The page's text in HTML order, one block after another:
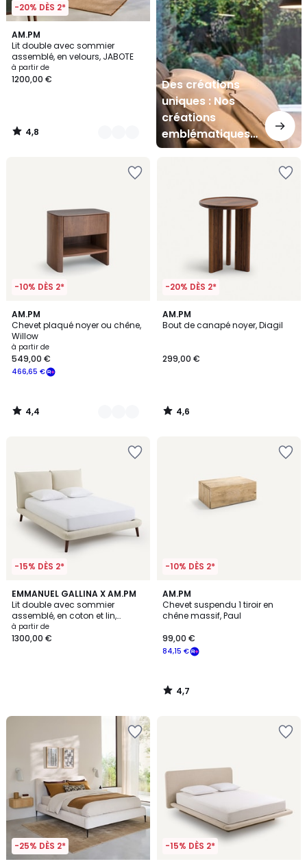
-20% DÈS 2*
AM.PM
Lit double avec sommier
assemblé, en velours, JABOTE
à partir de
1200,00 €
4,8
/ 5
2
Couleurs
4,8
/
Des créations
uniques : Nos
créations
emblématiques
->
-10% DÈS 2*
AM.PM
Chevet plaqué noyer ou chêne,
Willow
à partir de
466,65 €
549,00 €
4,4
/ 5
2
Couleurs
4,4
/
-20% DÈS 2*
AM.PM
Bout de canapé noyer, Diagil
299,00 €
4,6
/ 5
4,6
/
-15% DÈS 2*
EMMANUEL GALLINA X AM.PM
Lit double avec sommier
assemblé, en coton et lin,
AURORE
à partir de
1300,00 €
-10% DÈS 2*
AM.PM
Chevet suspendu 1 tiroir en
chêne massif, Paul
84,15 €
99,00 €
4,7
/ 5
4,7
/
-25% DÈS 2* -15% DÈS 2*